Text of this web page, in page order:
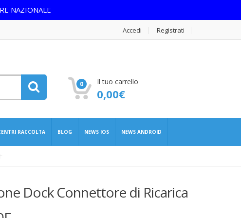
NAZIONALE
Accedi Registrati
0 Il tuo carrello
0,00€
RACCOLTA BLOG NEWS IOS NEWS ANDROID
Dock Connettore di Ricarica